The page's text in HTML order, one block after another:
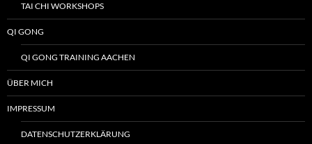
TAI CHI WORKSHOPS
QI GONG
QI GONG TRAINING AACHEN
ÜBER MICH
IMPRESSUM
DATENSCHUTZERKLÄRUNG